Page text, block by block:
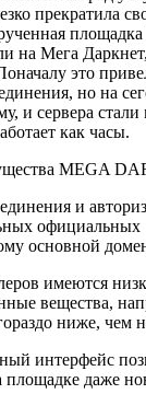
прекратила
на Мега
это
но на
и сервера
как часы.
MEGA
и
основной
имеются
вещества,
ниже, чем
интерфейс
площадке даже